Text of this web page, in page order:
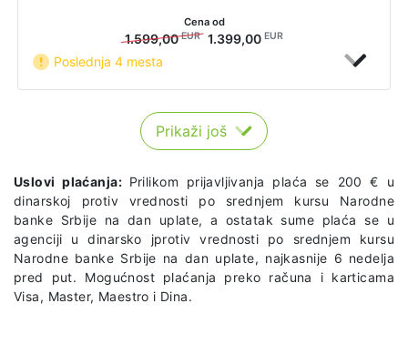
Poslednja 4 mesta
Cena od
1.599,00EUR 1.399,00 EUR
Prikaži još
Uslovi plaćanja: Prilikom prijavljivanja plaća se 200 € u
dinarskoj protiv vrednosti po srednjem kursu Narodne
banke Srbije na dan uplate, a ostatak sume plaća se u
agenciji u dinarsko jprotiv vrednosti po srednjem kursu
Narodne banke Srbije na dan uplate, najkasnije 6 nedelja
pred put. Mogućnost plaćanja preko računa i karticama
Visa, Master, Maestro i Dina.